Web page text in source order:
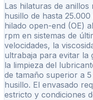
Las hilaturas de anillos
husillo de hasta
hilado open-end (OE)
rpm en sistemas de
velocidades, la
ultrabaja para evitar
la limpieza del
de tamaño superior a
husillo. El envasado
estricto y condiciones